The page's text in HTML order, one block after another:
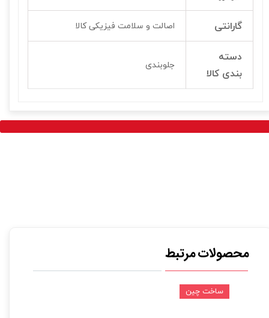
گارانتی اصالت و سلامت فیزیکی کالا
دسته
بندی کالا
جلوبندی
محصولات مرتبط
ساخت چین